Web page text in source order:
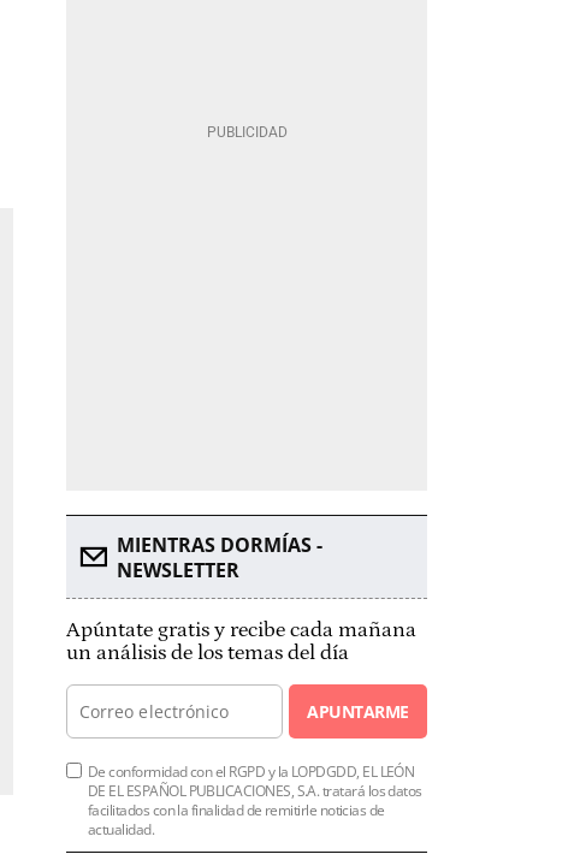
MIENTRAS DORMÍAS -
NEWSLETTER
Apúntate gratis y recibe cada mañana
un análisis de los temas del día
APUNTARME
De conformidad con el RGPD y la LOPDGDD, EL LEÓN
DE EL ESPAÑOL PUBLICACIONES, S.A. tratará los datos
facilitados con la finalidad de remitirle noticias de
actualidad.